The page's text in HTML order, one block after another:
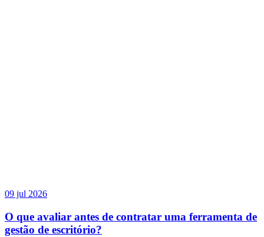
09 jul 2026
O que avaliar antes de contratar uma ferramenta de
gestão de escritório?